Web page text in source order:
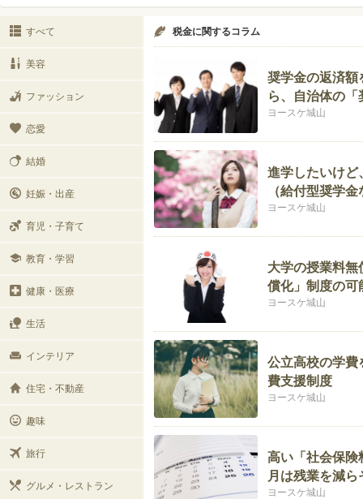
すべて
美容
ファッション
恋愛
結婚
妊娠・出産
育児・子育て
教育・学習
健康・医療
生活
インテリア
住宅・不動産
趣味
旅行
グルメ・レストラン
税金に関するコラム
奨学金の返済額
ら、自治体の
ヨースケ城山
進学したいけど
（給付型奨学
ヨースケ城山
大学の授業料無
償化」制度の可
ヨースケ城山
公立高校の学費
費支援制度
ヨースケ城山
高い「社会保険
月は残業を減ら
ヨースケ城山